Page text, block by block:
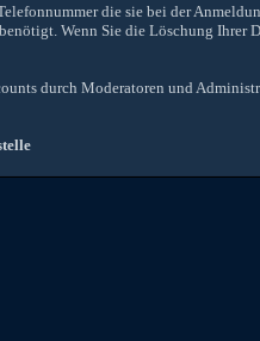
die sie bei der
Wenn Sie die Löschung Ihrer
durch Moderatoren und